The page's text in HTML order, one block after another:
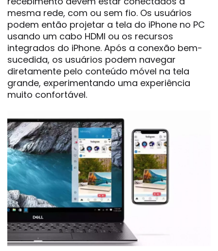
mesma rede, com ou sem fio. Os usuários
podem então projetar a tela do iPhone no PC
usando um cabo HDMI ou os recursos
integrados do iPhone. Após a conexão bem-
sucedida, os usuários podem navegar
diretamente pelo conteúdo móvel na tela
grande, experimentando uma experiência
muito confortável.